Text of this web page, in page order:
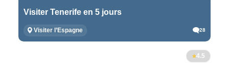
Visiter Tenerife en 5 jours
Visiter l’Espagne 28
4.5